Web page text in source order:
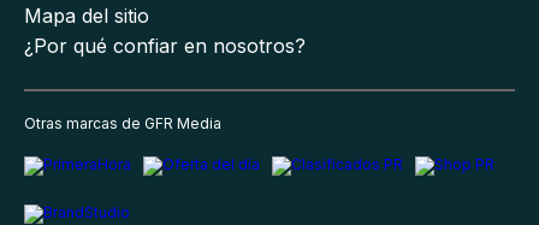
Mapa del sitio
¿Por qué confiar en nosotros?
Otras marcas de GFR Media